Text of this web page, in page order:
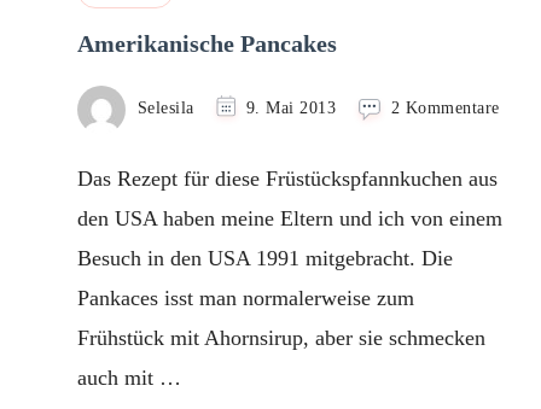
Amerikanische Pancakes
Selesila 9. Mai 2013 2 Kommentarezu
Das Rezept für diese Früstückspfannkuchen aus
den USA haben meine Eltern und ich von einem
Besuch in den USA 1991 mitgebracht. Die
Pankaces isst man normalerweise zum
Frühstück mit Ahornsirup, aber sie schmecken
auch mit …